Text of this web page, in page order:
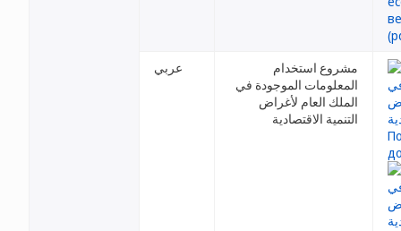
عربي
مشروع استخدام
المعلومات الموجودة في
الملك العام لأغراض
التنمية الاقتصادية